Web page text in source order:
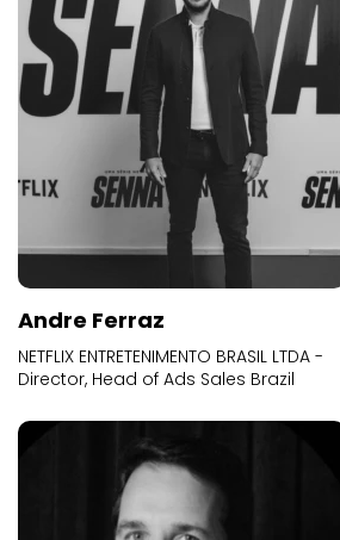
Andre Ferraz
NETFLIX ENTRETENIMENTO BRASIL LTDA -
Director, Head of Ads Sales Brazil